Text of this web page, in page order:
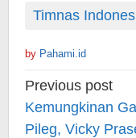
Timnas
by Pahami.id
Post
navigation
Previous post
Kemungkinan
Pileg, Vicky